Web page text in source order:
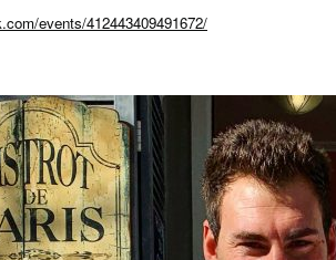
events/412443409491672/